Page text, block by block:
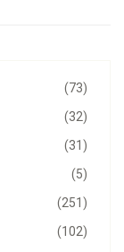
(73)
(32)
(31)
(5)
(251)
(102)